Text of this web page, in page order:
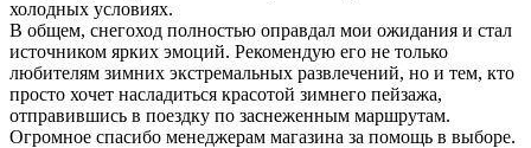
холодных условиях.
В общем, снегоход полностью оправдал мои ожидания и стал
источником ярких эмоций. Рекомендую его не только
любителям зимних экстремальных развлечений, но и тем, кто
просто хочет насладиться красотой зимнего пейзажа,
отправившись в поездку по заснеженным маршрутам.
Огромное спасибо менеджерам магазина за помощь в выборе.